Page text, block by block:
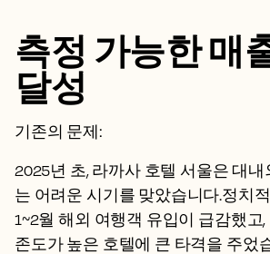
측정 가능한 매
달성
기존의 문제:
2025년 초, 라까사 호텔 서울은 대내
는 어려운 시기를 맞았습니다.정치
1~2월 해외 여행객 유입이 급감했고,
존도가 높은 호텔에 큰 타격을 주었